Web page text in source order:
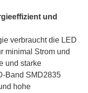
und
verbraucht die LED
minimal Strom und
und starke
Band SMD2835
hohe